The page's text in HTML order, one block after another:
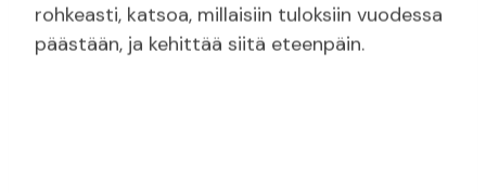
rohkeasti, katsoa, millaisiin tuloksiin vuodessa
päästään, ja kehittää siitä eteenpäin.